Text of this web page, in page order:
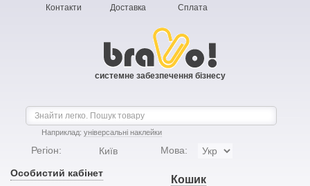
Контакти Доставка Сплата
системне забезпечення бізнесу
Наприклад: універсальні наклейки
Регіон: Київ Мова:
Особистий кабінет
Кошик